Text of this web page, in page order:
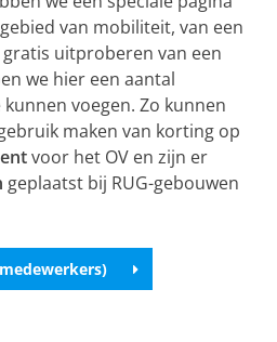
van mobiliteit, van een
uitproberen van een
we hier een aantal
voegen. Zo kunnen
maken van korting op
voor het OV en zijn er
geplaatst bij RUG-gebouwen